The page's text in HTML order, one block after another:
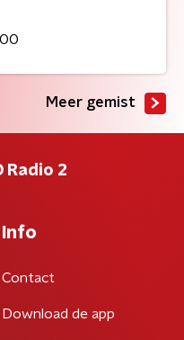
Meer gemist
Radio 2
Info
Contact
Download de app